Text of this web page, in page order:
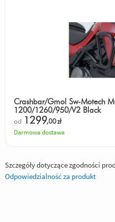
Crashbar/Gmol Sw-Motech
1200/1260/950/V2 Black
od 1299,00zł
Darmowa dostawa
Szczegóły dotyczące zgodności
Odpowiedzialność za produkt